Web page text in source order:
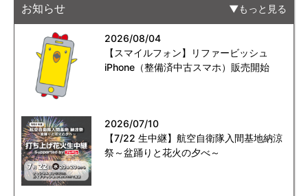
お知らせ もっと見る
2026/08/04
【スマイルフォン】リファービッシュ
iPhone（整備済中古スマホ）販売開始
2026/07/10
【7/22 生中継】航空自衛隊入間基地納涼
祭～盆踊りと花火の夕べ～